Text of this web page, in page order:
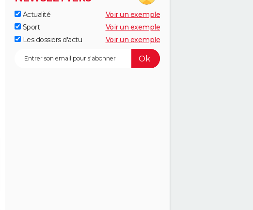
Actualité
Voir un exemple
Sport
Voir un exemple
Les dossiers d'actu
Voir un exemple